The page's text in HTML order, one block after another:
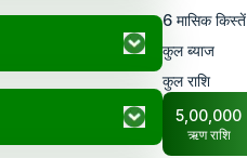
6 मासिक किस्तें
कुल ब्याज
कुल राशि
5,00,000
ऋण राशि